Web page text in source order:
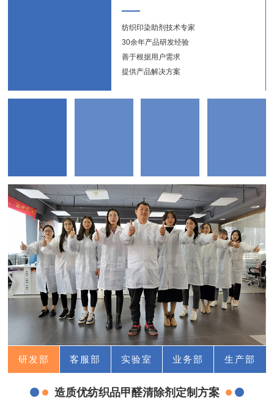
纺织印染助剂技术专家
30余年产品研发经验
善于根据用户需求
提供产品解决方案
研发部 客服部 实验室 业务部 生产部
造质优纺织品甲醛清除剂定制方案